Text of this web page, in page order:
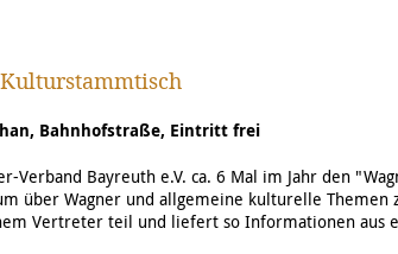
Bahnhofstraße, Eintritt frei
Verband Bayreuth e.V. ca. 6 Mal im Jahr den
über Wagner und allgemeine kulturelle Themen
Vertreter teil und liefert so Informationen aus